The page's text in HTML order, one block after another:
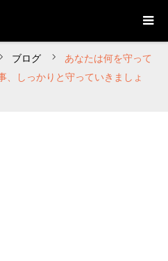
ブログ
あなたは何を守って
、しっかりと守っていきましょ